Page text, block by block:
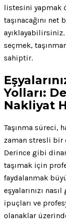
listesini yapmak
taşınacağını
seçmek,
sahiptir.
Yolları:
Nakliyat
Taşınma süreci,
zaman stresli bir
Derince gibi
taşımak için
faydalanmak
eşyalarınızı
ipuçları ve
olanaklar